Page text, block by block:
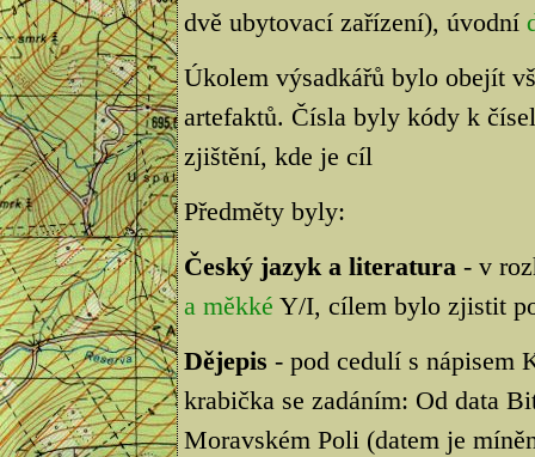
dvě ubytovací zařízení), úvodní
Úkolem výsadkářů bylo obejít
artefaktů. Čísla byly kódy k
zjištění, kde je cíl
Předměty byly:
Český jazyk a literatura- v
a měkké Y/I, cílem bylo zjistit
Dějepis - pod cedulí s
krabička se zadáním: Od data
Moravském Poli (datem je